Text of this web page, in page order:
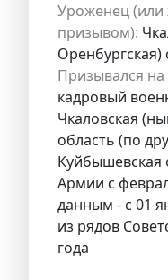
Уроженец
призывом):
Оренбургская)
Призывался
кадровый
Чкаловская
область (по
Куйбышевская
Армии с
данным - с 01
из рядов
года